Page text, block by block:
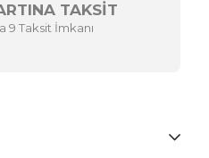
TAKSİT
9 Taksit İmkanı